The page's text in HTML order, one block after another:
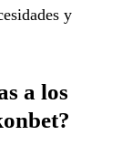
y
a los